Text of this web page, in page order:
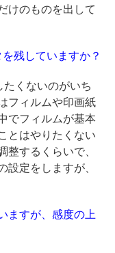
けのものを出して
残していますか？
くないのがいち
フィルムや印画紙
でフィルムが基本
とはやりたくない
整するくらいで、
設定をしますが、
ますが、感度の上